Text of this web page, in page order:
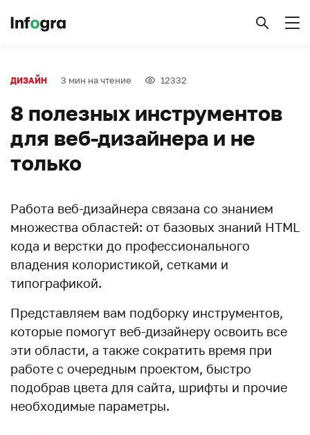
ДИЗАЙН 3 мин на чтение 12332
8 полезных инструментов
для веб-дизайнера и не
только
Работа веб-дизайнера связана со знанием
множества областей: от базовых знаний HTML
кода и верстки до профессионального
владения колористикой, сетками и
типографикой.
Представляем вам подборку инструментов,
которые помогут веб-дизайнеру освоить все
эти области, а также сократить время при
работе с очередным проектом, быстро
подобрав цвета для сайта, шрифты и прочие
необходимые параметры.